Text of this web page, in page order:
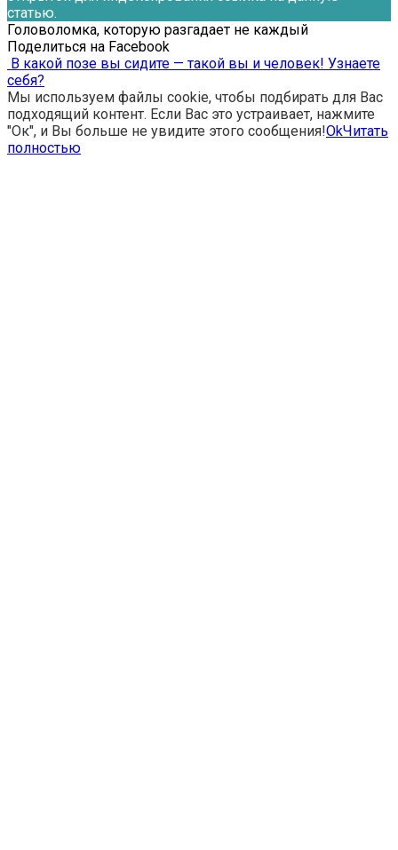
статью.
Головоломка, которую разгадает не каждый
Поделиться на Facebook
В какой позе вы сидите — такой вы и человек! Узнаете
себя?
Мы используем файлы cookie, чтобы подбирать для Вас
подходящий контент. Если Вас это устраивает, нажмите
"Ок", и Вы больше не увидите этого сообщения!OkЧитать
полностью